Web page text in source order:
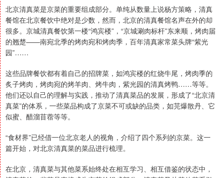
北京清真菜是京菜的重要组成部分。单纯从数量上说杨方策略，清真
餐馆在北京餐饮中绝对是少数，然而，北京的清真餐馆名声在外的却
很多。京城清真餐饮第一楼“鸿宾楼”，“京城涮肉标杆”东来顺，烤肉届
的翘楚——南宛北季的烤肉宛和烤肉季，百年清真家常菜头牌“紫光
园”……
这些品牌餐饮都有着自己的招牌菜，如鸿宾楼的红烧牛尾，烤肉季的
炙子烤肉，烤肉宛的烤羊肉、烤牛肉，紫光园的清真烤鸭……等等。
他们还以自己的理解与实践，推动了清真菜品的发展，形成了“北京清
真菜”的体系，一些菜品构成了京菜不可或缺的品类，如芫爆散丹、它
似蜜、醋溜苜蓿等等。
“食材界”已经借一位北京老人的视角，介绍了四个系列的京菜。这一
篇开始，对北京清真菜的菜品进行梳理。
在北京，清真菜与其他菜系始终处在相互学习、相互借鉴的状态中，